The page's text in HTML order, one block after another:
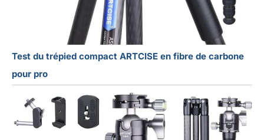
Test du trépied compact ARTCISE en fibre de carbone
pour pro